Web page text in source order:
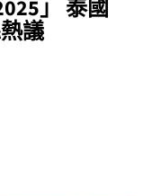
」 泰國
議